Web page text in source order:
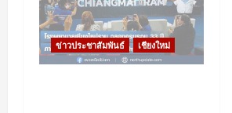
ข่าวประชาสัมพันธ์ เชียงใหม่